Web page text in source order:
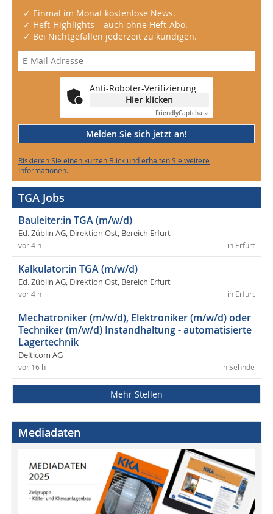
✓ Einmal im Monat kostenlose News.
✓ Heft-Highlights – auch ohne Heft-Abo.
✓ Bei Nichtgefallen jederzeit zu kündigen.
Anti-Roboter-Verifizierung
Hier klicken
FriendlyCaptcha ⇗
Melden Sie sich jetzt an!
Riskieren Sie einen kurzen Blick und erhalten Sie weitere
Informationen.
TGA Jobs
Bauleiter:in TGA (m/w/d)
Ed. Züblin AG, Direktion Ost, Bereich Erfurt
in Erfurt
vor 4 h
Kalkulator:in TGA (m/w/d)
Ed. Züblin AG, Direktion Ost, Bereich Erfurt
in Erfurt
vor 4 h
Mechatroniker (m/w/d), Elektroniker (m/w/d) oder
Techniker (m/w/d) Instandhaltung - automatisierte
Lagertechnik
Delticom AG
in Sehnde
vor 16 h
Mehr Stellen
Mediadaten